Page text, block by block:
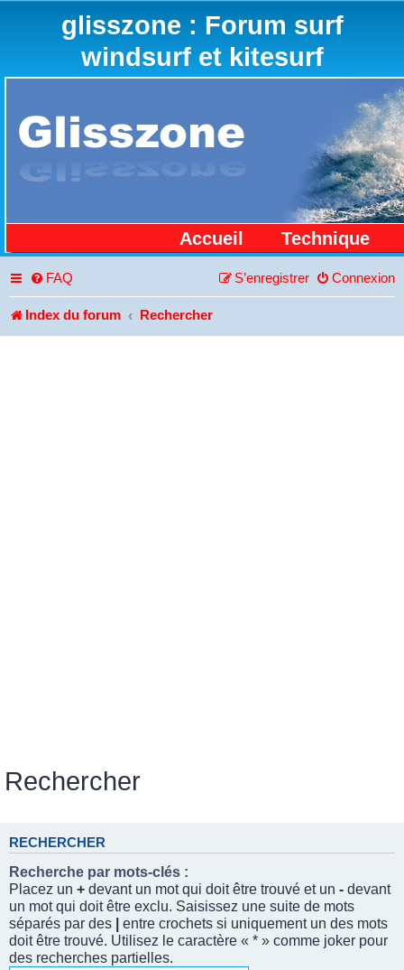
glisszone : Forum surf
windsurf et kitesurf
Accueil Technique
FAQ Connexion
S’enregistrer
Index du forum Rechercher
Rechercher
RECHERCHER
Recherche par mots-clés :
Placez un + devant un mot qui doit être trouvé et un - devant
un mot qui doit être exclu. Saisissez une suite de mots
séparés par des
entre crochets si uniquement un des mots
doit être trouvé. Utilisez le caractère « * » comme joker pour
des recherches partielles.